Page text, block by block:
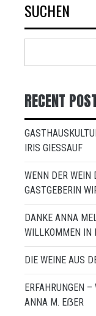
SUCHEN
RECENT
IRIS GIESSAUF
WENN DER
GASTGEBERIN
DANKE ANNA
WILLKOMMEN IN
DIE WEINE AUS
ERFAHRUNGEN
ANNA M. EẞER